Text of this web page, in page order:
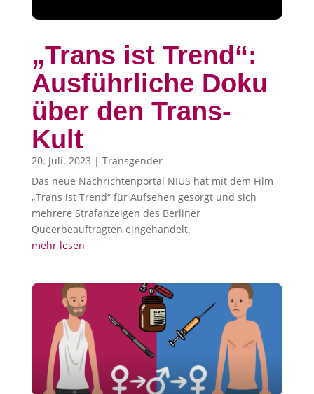
„Trans ist Trend“:
Ausführliche Doku
über den Trans-
Kult
20. Juli. 2023 | Transgender
Das neue Nachrichtenportal NIUS hat mit dem Film
„Trans ist Trend“ für Aufsehen gesorgt und sich
mehrere Strafanzeigen des Berliner
Queerbeauftragten eingehandelt.
mehr lesen